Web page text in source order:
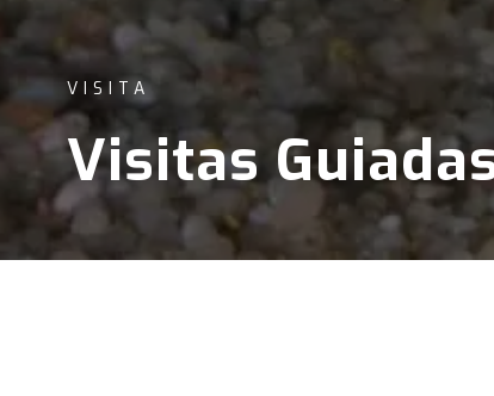
VISITA
Visitas